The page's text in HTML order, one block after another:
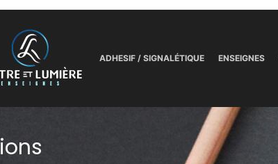
ADHESIF / SIGNALÉTIQUE ENSEIGNES